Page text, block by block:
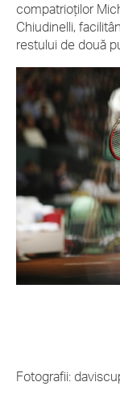
compatrioților
Chiudinelli,
restului de două
Fotografii: